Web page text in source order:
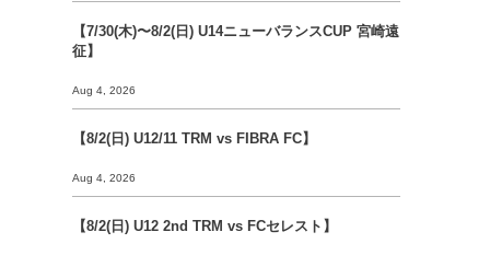
【7/30(木)〜8/2(日) U14ニューバランスCUP 宮崎遠
征】
Aug 4, 2026
【8/2(日) U12/11 TRM vs FIBRA FC】
Aug 4, 2026
【8/2(日) U12 2nd TRM vs FCセレスト】